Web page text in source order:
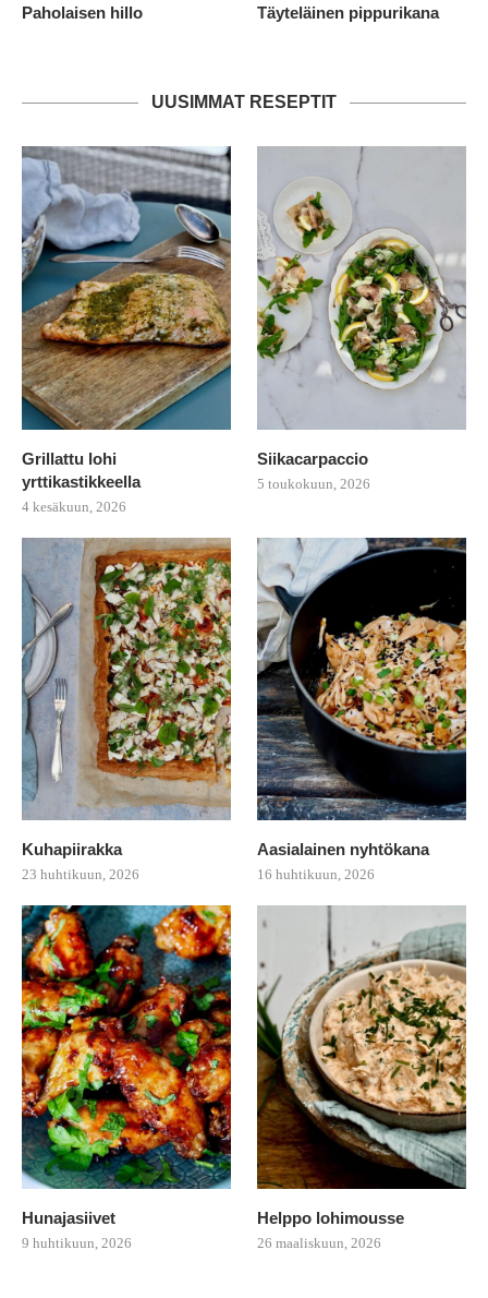
Paholaisen hillo Täyteläinen pippurikana
UUSIMMAT RESEPTIT
Grillattu lohi
yrttikastikkeella
4 kesäkuun, 2026
Siikacarpaccio
5 toukokuun, 2026
Kuhapiirakka
23 huhtikuun, 2026
Aasialainen nyhtökana
16 huhtikuun, 2026
Hunajasiivet
9 huhtikuun, 2026
Helppo lohimousse
26 maaliskuun, 2026